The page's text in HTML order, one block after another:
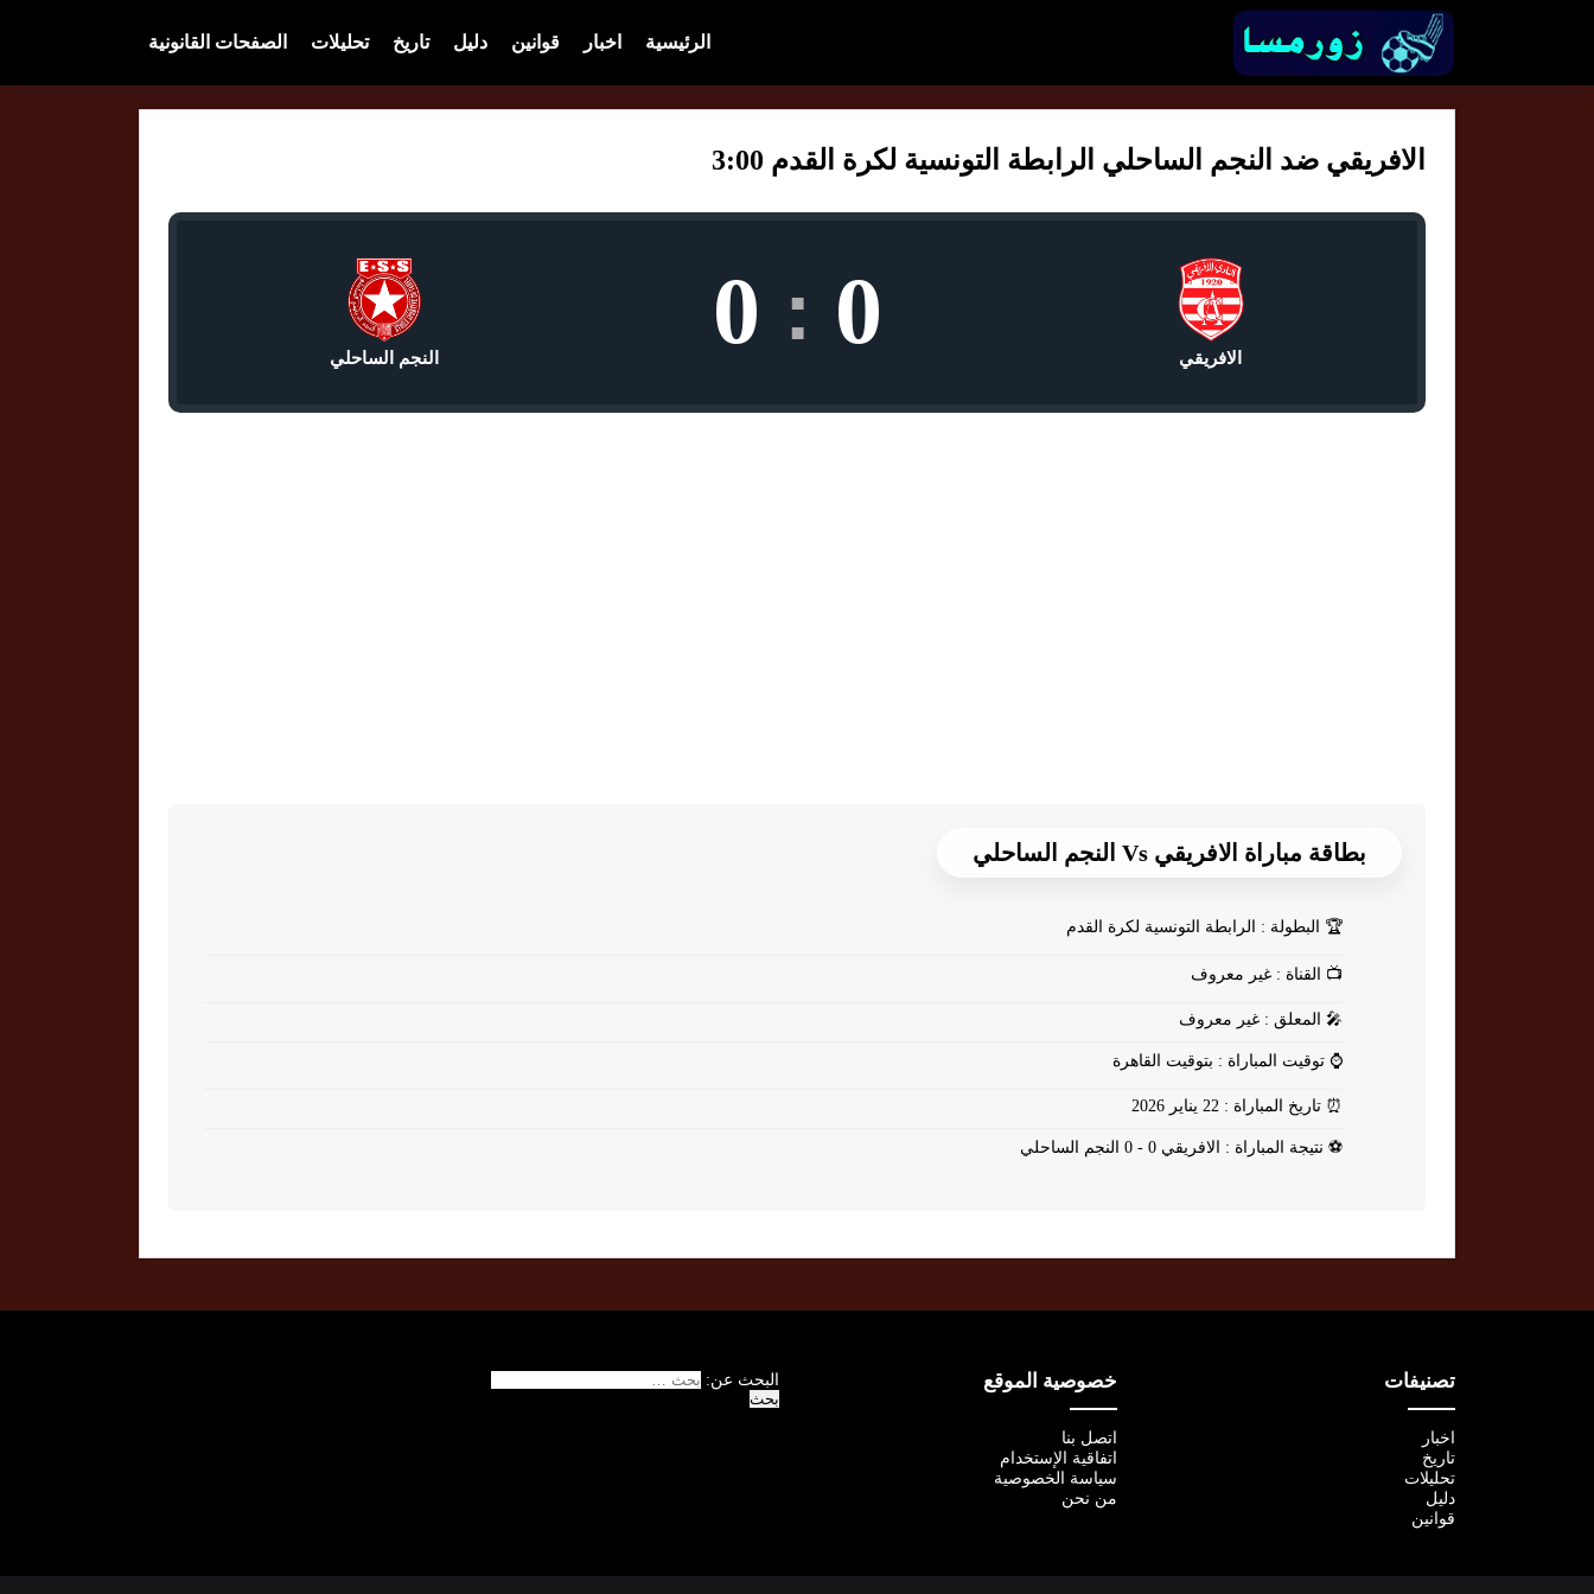
الرئيسية اخبار قوانين دليل تاريخ تحليلات الصفحات القانونية
الافريقي ضد النجم الساحلي الرابطة التونسية لكرة القدم 3:00
الافريقي 0
:
0 النجم الساحلي
بطاقة مباراة الافريقي Vs النجم الساحلي
🏆 البطولة : الرابطة التونسية لكرة القدم
📺 القناة : غير معروف
🎤 المعلق : غير معروف
⌚ توقيت المباراة : بتوقيت القاهرة
⏰ تاريخ المباراة : 22 يناير 2026
⚽ نتيجة المباراة : الافريقي 0 - 0 النجم الساحلي
تصنيفات
اخبار
تاريخ
تحليلات
دليل
قوانين
خصوصية الموقع
اتصل بنا
اتفاقية الإستخدام
سياسة الخصوصية
من نحن
البحث عن: